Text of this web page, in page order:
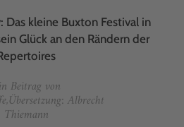
Das kleine Buxton Festival in
Glück an den Rändern der
Beitrag von
Albrecht
Thiemann